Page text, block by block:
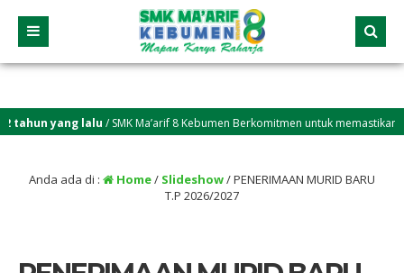
yang lalu/ SMK Ma’arif 8 Kebumen Berkomitmen untuk memastikan
Anda ada di : Home/ Slideshow/PENERIMAAN MURID BARU
T.P 2026/2027